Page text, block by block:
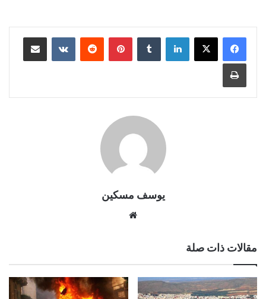
لينكدإن بينتيريست مشاركة عبر البريد
طباعة
يوسف مسكين
مقالات ذات صلة